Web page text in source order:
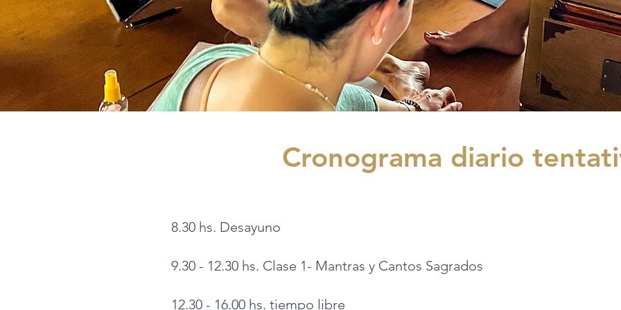
Cronograma diario
8.30 hs. Desayuno
9.30 - 12.30 hs. Clase 1- Mantras y Cantos Sagrados
12.30 - 16.00 hs. tiempo libre